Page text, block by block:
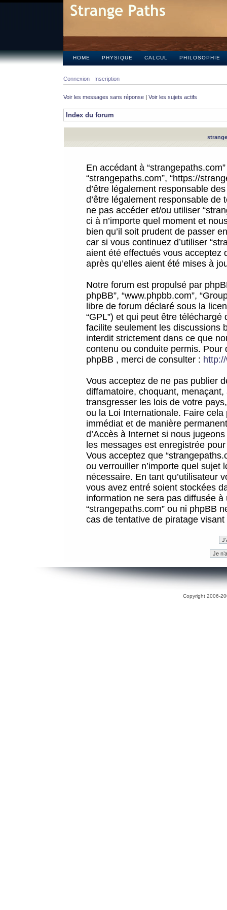
HOME PHYSIQUE CALCUL PHILOSOPHIE
Connexion Inscription
Voir les messages sans réponse | Voir les sujets actifs
Index du forum
En accédant à
“strangepaths.com”, “https://
d’être légalement responsable
d’être légalement responsable
ne pas accéder et/ou utiliser
ci à n’importe quel moment et
bien qu’il soit prudent de passer
car si vous continuez d’utiliser
aient été effectués vous acceptez
après qu’elles aient été mises à
Notre forum est propulsé par
phpBB”, “www.phpbb.com”,
libre de forum déclaré sous la
“GPL”) et qui peut être téléchargé
facilite seulement les discussions
interdit strictement dans ce que
contenu ou conduite permis.
phpBB , merci de consulter :
Vous acceptez de ne pas publier
diffamatoire, choquant,
transgresser les lois de votre
ou la Loi Internationale. Faire
immédiat et de manière
d’Accès à Internet si nous
les messages est enregistrée
Vous acceptez que
ou verrouiller n’importe quel sujet
nécessaire. En tant qu’utilisateur
vous avez entré soient stockées
information ne sera pas diffusée
“strangepaths.com” ou ni phpBB
cas de tentative de piratage
Copyright 2006-